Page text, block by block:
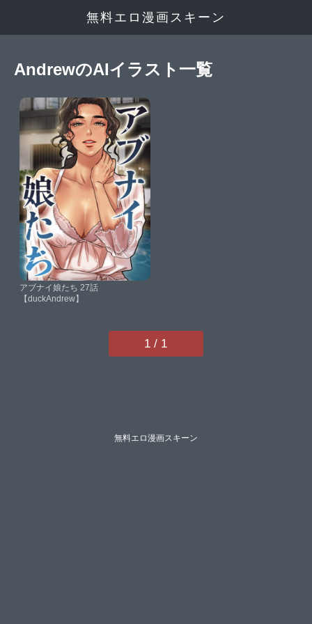
無料エロ漫画スキーン
AndrewのAIイラスト一覧
アブナイ娘たち 27話
【duckAndrew】
1 / 1
無料エロ漫画スキーン